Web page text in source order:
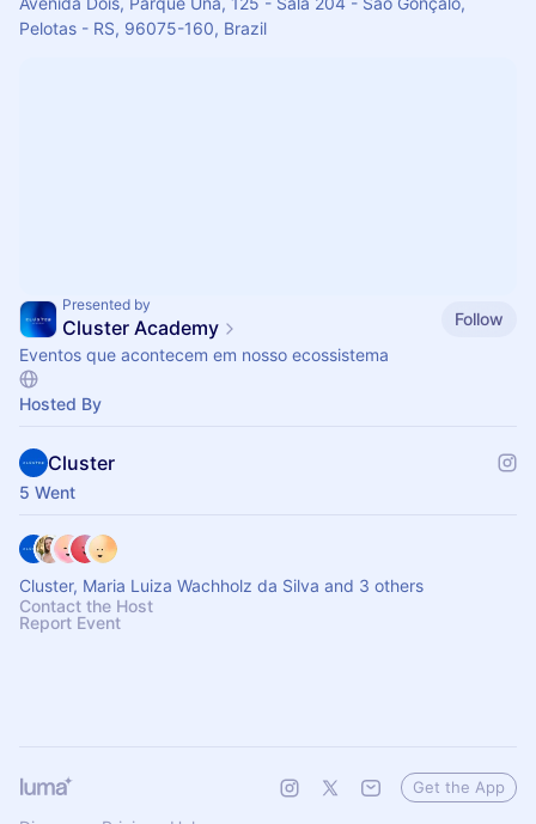
Pelotas - RS, 96075-160, Brazil
Presented by
Cluster Academy
Follow
Eventos que acontecem em nosso ecossistema
Hosted By
Cluster
5 Went
Cluster, Maria Luiza Wachholz da Silva and 3 others
Contact the Host
Report Event
Get the App